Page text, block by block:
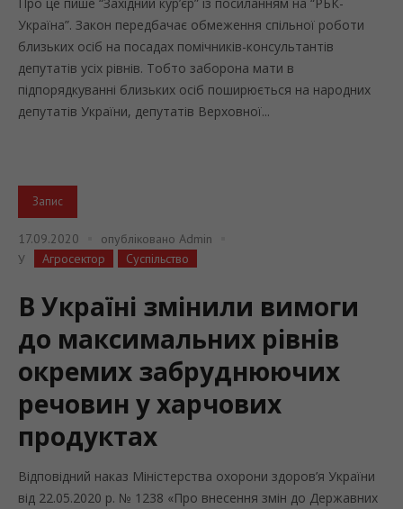
Україна”. Закон передбачає обмеження спільної роботи
близьких осіб на посадах помічників-консультантів
депутатів усіх рівнів. Тобто заборона мати в
підпорядкуванні близьких осіб поширюється на народних
депутатів України, депутатів Верховної...
Запис
17.09.2020 опубліковано Admin
У
Агросектор Суспільство
В Україні змінили вимоги
до максимальних рівнів
окремих забруднюючих
речовин у харчових
продуктах
Відповідний наказ Міністерства охорони здоров’я України
від 22.05.2020 р. № 1238 «Про внесення змін до Державних